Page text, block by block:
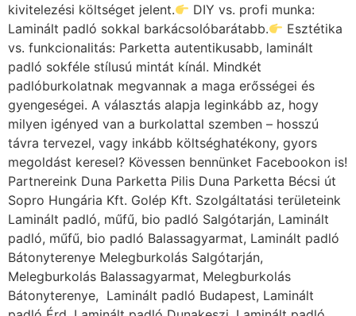
kivitelezési költséget jelent.
DIY vs. profi munka:
Laminált padló sokkal barkácsolóbarátabb.
Esztétika
vs. funkcionalitás: Parketta autentikusabb, laminált
padló sokféle stílusú mintát kínál. Mindkét
padlóburkolatnak megvannak a maga erősségei és
gyengeségei. A választás alapja leginkább az, hogy
milyen igényed van a burkolattal szemben – hosszú
távra tervezel, vagy inkább költséghatékony, gyors
megoldást keresel? Kövessen bennünket Facebookon is!
Partnereink Duna Parketta Pilis Duna Parketta Bécsi út
Sopro Hungária Kft. Golép Kft. Szolgáltatási területeink
Laminált padló, műfű, bio padló Salgótarján, Laminált
padló, műfű, bio padló Balassagyarmat, Laminált padló
Bátonyterenye Melegburkolás Salgótarján,
Melegburkolás Balassagyarmat, Melegburkolás
Bátonyterenye, Laminált padló Budapest, Laminált